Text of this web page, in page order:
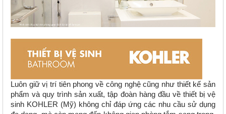
Luôn giữ vị trí tiên phong về công nghệ cũng như thiết kế sản
phẩm và quy trình sản xuất, tập đoàn hàng đầu về thiết bị vệ
sinh KOHLER (Mỹ) không chỉ đáp ứng các nhu cầu sử dụng